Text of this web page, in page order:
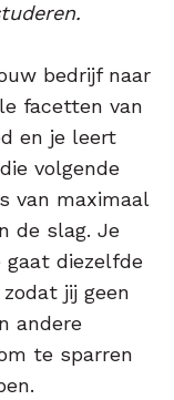
bedrijf naar
facetten van
en je leert
volgende
van maximaal
de slag. Je
diezelfde
jij geen
andere
te sparren